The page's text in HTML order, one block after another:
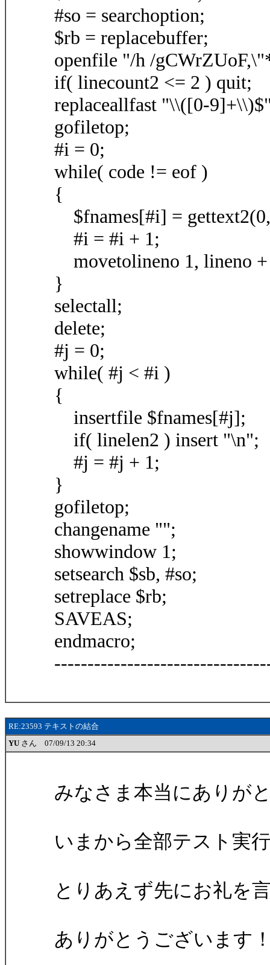
#so = searchoption;
$rb = replacebuffer;
openfile "/h /
if( linecount2 <= 2 ) quit;
replaceallfast "\\([0-
gofiletop;
#i = 0;
while( code != eof )
{
$fnames[#i] =
#i = #i + 1;
movetolineno 1, lineno
}
selectall;
delete;
#j = 0;
while( #j < #i )
{
insertfile $fnames[#j];
if( linelen2 ) insert "\n";
#j = #j + 1;
}
gofiletop;
changename "";
showwindow 1;
setsearch $sb, #so;
setreplace $rb;
SAVEAS;
endmacro;
RE:23593 テキストの結合
YU さん 07/09/13 20:34
みなさま本当にありが
いまから全部テスト実
とりあえず先にお礼を
ありがとうございます